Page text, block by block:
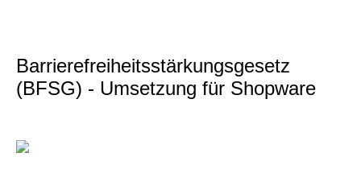
Barrierefreiheitsstärkungsgesetz
(BFSG) - Umsetzung für Shopware